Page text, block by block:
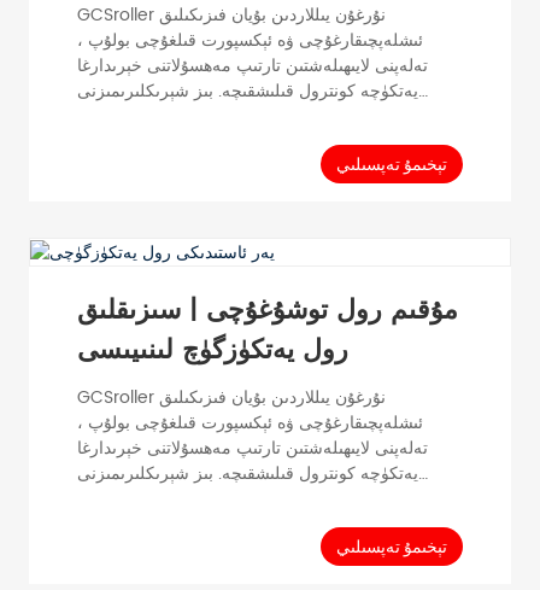
GCSroller نۇرغۇن يىللاردىن بۇيان فىزىكىلىق
ئىشلەپچىقارغۇچى ۋە ئېكسپورت قىلغۇچى بولۇپ ،
تەلەپنى لايىھىلەشتىن تارتىپ مەھسۇلاتنى خېرىدارغا
يەتكۈچە كونترول قىلىشقىچە. بىز شېرىكلىرىمىزنى
ئالىدىغان ۋەزىيەتنى قولغا كەلتۈرۈشكە ئېھتىياجلىق
بولغان بارلىق نەرسىلەر بىلەن تەمىنلەيمىز. GCS
جۇڭگودا ، ئۈنۈملۈك مۇھىت توشۇشنىڭ سانائەت
تۇرۇش ئۈچۈن ، بىز تارتىش كۈچى رولنى
بىرلەشتۈرگەن يەتكۈزۈش سىستېمىسىنى تەرەققىي
تېخىمۇ تەپسىلىي
مۇقىم رول توشۇغۇچى | سىزىقلىق
رول يەتكۈزگۈچ لىنىيىسى
GCSroller نۇرغۇن يىللاردىن بۇيان فىزىكىلىق
ئىشلەپچىقارغۇچى ۋە ئېكسپورت قىلغۇچى بولۇپ ،
تەلەپنى لايىھىلەشتىن تارتىپ مەھسۇلاتنى خېرىدارغا
يەتكۈچە كونترول قىلىشقىچە. بىز شېرىكلىرىمىزنى
ئالىدىغان ۋەزىيەتنى قولغا كەلتۈرۈشكە ئېھتىياجلىق
بولغان بارلىق نەرسىلەر بىلەن تەمىنلەيمىز. GCS
جۇڭگودا ، سانائەت مۇھىتىدا ئۈنۈملۈك ماتېرىيال بىر
تېخىمۇ تەپسىلىي